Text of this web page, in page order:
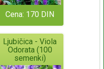
Cena: 170 DIN
Ljubičica - Viola
Odorata (100
semenki)